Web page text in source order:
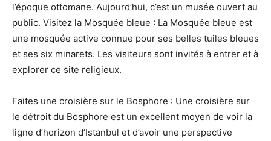
l’époque ottomane. Aujourd’hui, c’est un musée ouvert au
public. Visitez la Mosquée bleue : La Mosquée bleue est
une mosquée active connue pour ses belles tuiles bleues
et ses six minarets. Les visiteurs sont invités à entrer et à
explorer ce site religieux.
Faites une croisière sur le Bosphore : Une croisière sur
le détroit du Bosphore est un excellent moyen de voir la
ligne d’horizon d’Istanbul et d’avoir une perspective